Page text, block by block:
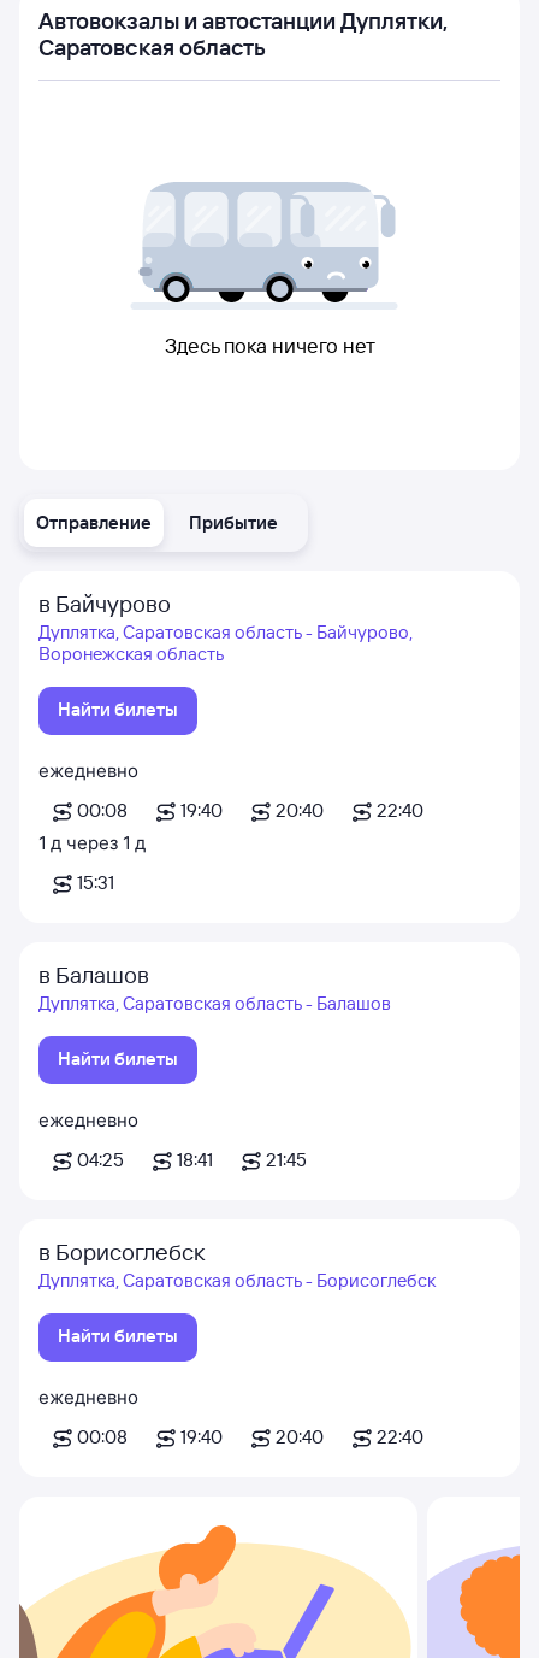
Отправление Прибытие
в Байчурово
Дуплятка, Саратовская область - Байчурово,
Воронежская область
Найти билеты
ежедневно
00:08
19:40 20:40
22:40
1 д через 1 д
15:31
в Балашов
Дуплятка, Саратовская область - Балашов
Найти билеты
ежедневно
04:25
18:41 21:45
в Борисоглебск
Дуплятка, Саратовская область - Борисоглебск
Найти билеты
ежедневно
00:08
19:40 20:40 22:40
Автовокзалы и автостанции Дуплятки,
Саратовская область
Здесь пока ничего нет